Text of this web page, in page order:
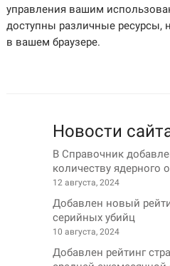
управления вашим
доступны различные ресурсы,
в вашем браузере.
Новости
В Справочник
количеству ядерного
12 августа, 2024
Добавлен новый
серийных убийц
10 августа, 2024
Добавлен рейтинг